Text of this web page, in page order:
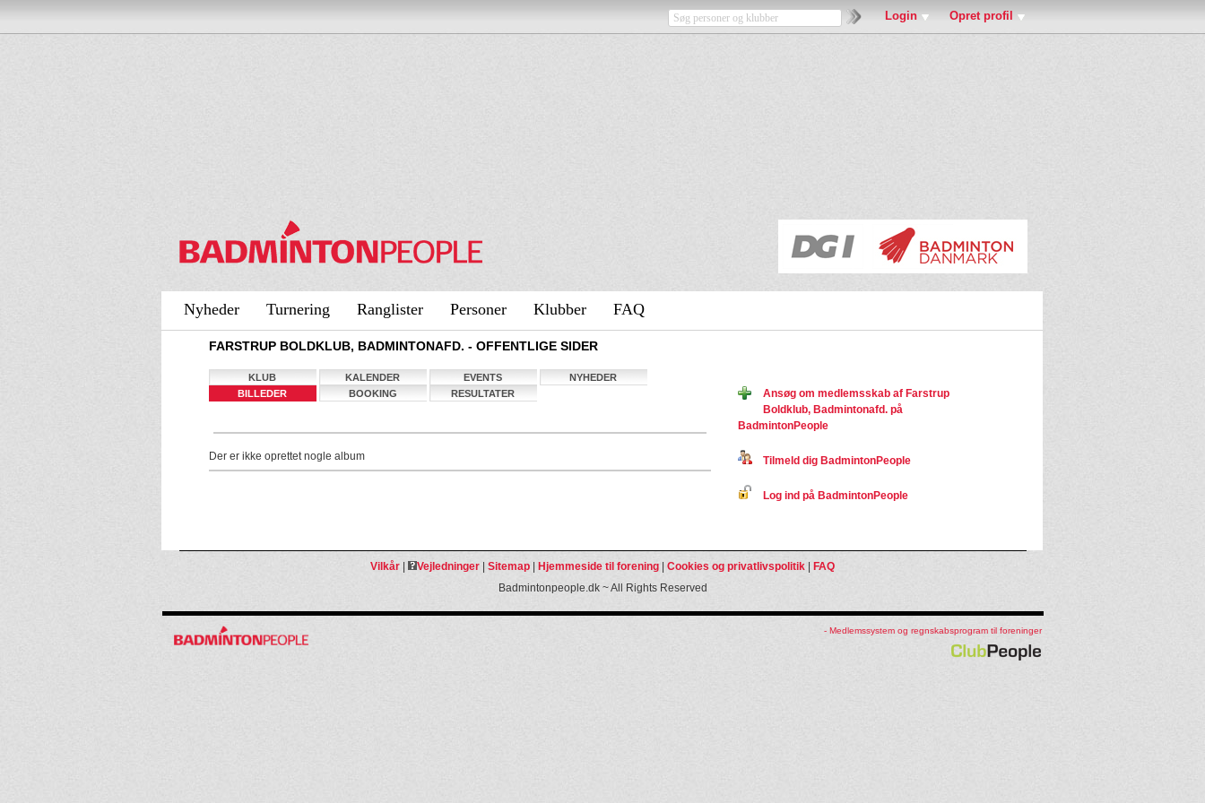
Login Opret profil
Nyheder Turnering Ranglister Personer Klubber FAQ
FARSTRUP BOLDKLUB, BADMINTONAFD. - OFFENTLIGE SIDER
KLUB KALENDER EVENTS
NYHEDER
BILLEDER
BOOKING RESULTATER
Der er ikke oprettet nogle album
Ansøg om medlemsskab af Farstrup
Boldklub, Badmintonafd. på
BadmintonPeople
Tilmeld dig BadmintonPeople
Log ind på BadmintonPeople
Vilkår Vejledninger Sitemap Hjemmeside til forening Cookies og privatlivspolitik
FAQ
Badmintonpeople.dk ~ All Rights Reserved
- Medlemssystem og regnskabsprogram til foreninger